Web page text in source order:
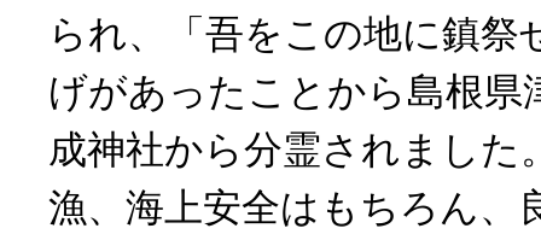
られ、「吾をこの地に鎮祭
げがあったことから島根県
成神社から分霊されました
漁、海上安全はもちろん、